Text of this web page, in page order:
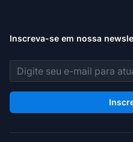
Inscreva-se em nossa
Endereço de e-mail